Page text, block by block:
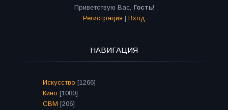
Приветствую Вас, Гость!
Регистрация | Вход
НАВИГАЦИЯ
Искусство [1266]
Кино [1080]
СВМ [206]